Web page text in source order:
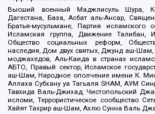
Высший военный Маджлисуль Шура,
Дагестана, База, Асбат аль-Ансар,
Братья-мусульмане, Партия исламского
Исламская группа, Движение Талибан,
Общество социальных реформ,
наследия, Дом двух святых, Джунд аш-
моджахедов, Аль-Каида в странах
АБТО, Правый сектор, Исламское
аш-Шам, Народное ополчение имени К.
Аллаха Субхану уа Тагьаля SHAM, АУМ
Тавхида Валь-Джихад, Чистопольский
исломи, Террористическое сообщество
Хайят Тахрир аш-Шам, Ахлю Сунна Валь